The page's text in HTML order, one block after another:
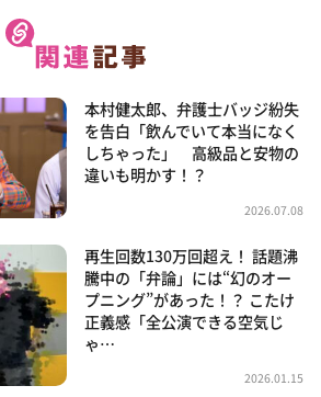
本村健太郎、弁護士バッジ紛失
を告白「飲んでいて本当になく
しちゃった」 高級品と安物の
違いも明かす！？
2026.07.08
再生回数130万回超え！ 話題沸
騰中の「弁論」には“幻のオー
プニング”があった！？ こたけ
正義感「全公演できる空気じ
ゃ…
2026.01.15